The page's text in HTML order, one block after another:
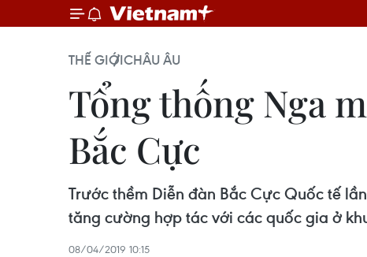
THẾ GIỚICHÂU ÂU
Tổng thống Nga
Bắc Cực
Trước thềm Diễn đàn Bắc Cực Quốc tế
tăng cường hợp tác với các quốc gia ở
08/04/2019 10:15